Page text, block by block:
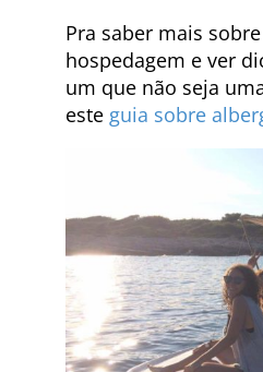
Pra saber mais
hospedagem e ver
um que não seja
este guia sobre